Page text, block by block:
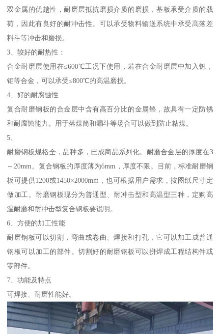
双金属的优越性，耐磨层抵抗磨损介质的磨损，基板承受介质的载
荷，因此有良好的耐冲击性。可以承受物料输送系统中承受高落差
料斗等冲击和磨损。
3、较好的耐热性：
合金耐磨层使用在≤600℃工况下使用，若在合金耐磨层中加入钒，
钼等合金，可以承受≤800℃的高温磨损。
4、好的耐腐蚀性
复合耐磨钢板的合金层中含有高百分比的金属铬，故具有一定防锈
和耐腐蚀能力。用于落煤筒和漏斗等场合可以做到防止粘煤。
5、
耐磨钢板规格全，品种多，已成商品系列化。耐磨合金层的厚度在3
～20mm。复合钢板的厚度薄为6mm，厚度不限。目前，标准耐磨钢
板可提供1200或1450×2000mm，也可根据用户需求，按图纸尺寸定
做加工。耐磨钢板现分为普通型、耐冲击型和高温型三种，定购高
温耐磨和耐冲击型复合钢板要说明。
6、方便的加工性能
耐磨钢板可以切割，弯曲或卷曲、焊接和打孔，它可以加工成普通
钢板可以加工的部件。切割好的耐磨钢板可以拼焊成工程结构件或
零部件。
7、功能及特点
可焊接、耐磨性能好。